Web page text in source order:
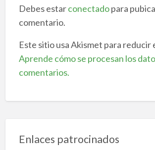
Debes estarconectadopara
comentario.
Este sitio usa Akismet para reducir
Aprende cómo se procesan los
comentarios.
Enlaces patrocinados